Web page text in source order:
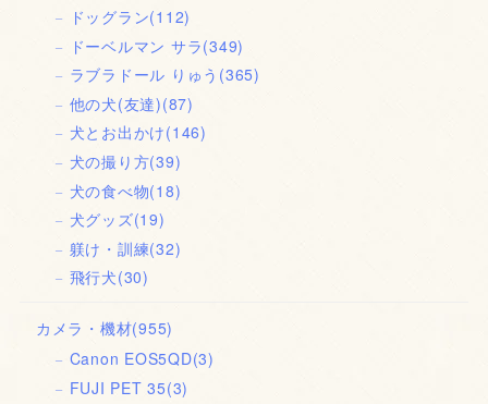
ドッグラン(112)
ドーベルマン サラ(349)
ラブラドール りゅう (365)
他の犬(友達)(87)
犬とお出かけ(146)
犬の撮り方(39)
犬の食べ物(18)
犬グッズ(19)
躾け・訓練(32)
飛行犬(30)
カメラ・機材(955)
Canon EOS5QD(3)
FUJI PET 35(3)